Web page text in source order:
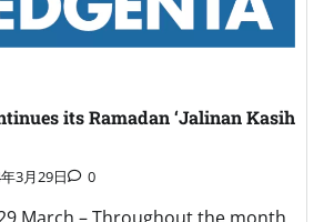
its Ramadan ‘Jalinan Kasih
3月29日 0
29 March – Throughout the month